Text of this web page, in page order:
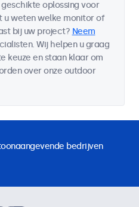
oplossing voor
u weten welke monitor of
bij uw project? Neem
Wij helpen u graag
keuze en staan klaar om
over onze outdoor
bedrijven